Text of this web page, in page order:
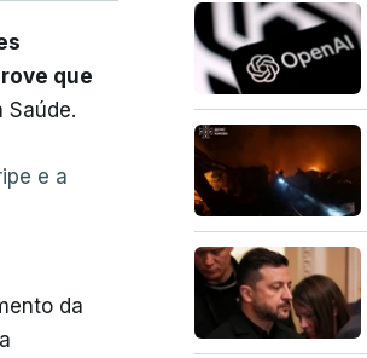
que
Saúde.
e a
da